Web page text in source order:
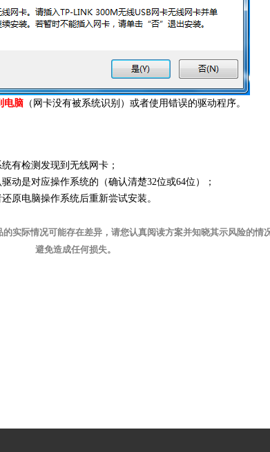
电脑 （网卡没有被系统识别）或者使用错误的驱动程序。
有检测发现到无线网卡；
动是对应操作系统的（确认清楚32位或64位）；
原电脑操作系统后重新尝试安装。
实际情况可能存在差异，请您认真阅读方案并知晓其示风险的情
避免造成任何损失。